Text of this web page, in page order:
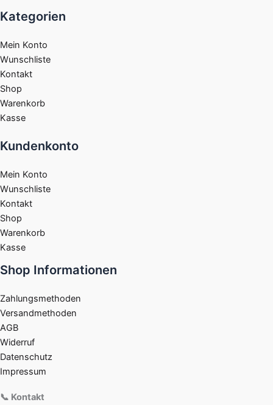
Kategorien
Mein Konto
Wunschliste
Kontakt
Shop
Warenkorb
Kasse
Kundenkonto
Mein Konto
Wunschliste
Kontakt
Shop
Warenkorb
Kasse
Shop Informationen
Zahlungsmethoden
Versandmethoden
AGB
Widerruf
Datenschutz
Impressum
📞 Kontakt